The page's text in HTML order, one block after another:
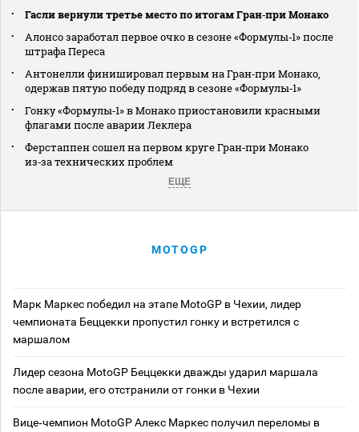
Гасли вернули третье место по итогам Гран‑при Монако
Алонсо заработал первое очко в сезоне «Формулы‑1» после
штрафа Переса
Антонелли финишировал первым на Гран‑при Монако,
одержав пятую победу подряд в сезоне «Формулы‑1»
Гонку «Формулы‑1» в Монако приостановили красными
флагами после аварии Леклера
Ферстаппен сошел на первом круге Гран‑при Монако
из‑за технических проблем
ЕЩЕ
MOTOGP
Марк Маркес победил на этапе MotoGP в Чехии, лидер
чемпионата Беццекки пропустил гонку и встретился с
маршалом
Лидер сезона MotoGP Беццекки дважды ударил маршала
после аварии, его отстранили от гонки в Чехии
Вице‑чемпион MotoGP Алекс Маркес получил переломы в